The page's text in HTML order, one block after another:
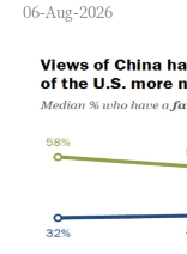
06-Aug-2026